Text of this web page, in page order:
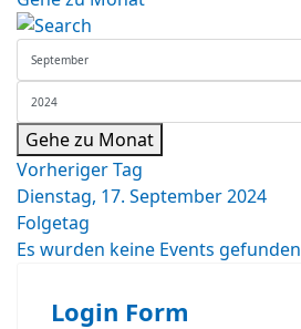
Gehe zu Monat
Vorheriger Tag
Dienstag, 17. September 2024
Folgetag
Es wurden keine Events gefunden
Login Form